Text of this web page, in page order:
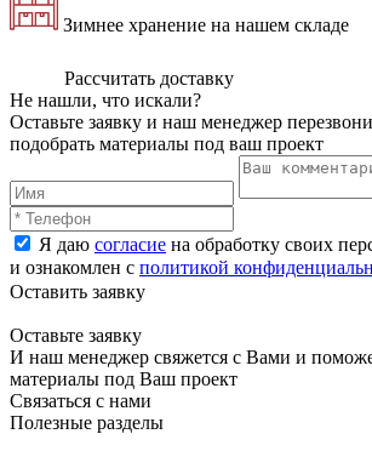
Зимнее хранение на нашем складе
Рассчитать доставку
Не нашли, что искали?
Оставьте заявку и наш менеджер
подобрать материалы под ваш проект
Я даю согласие на обработку своих
и ознакомлен с политикой
Оставить заявку
Оставьте заявку
И наш менеджер свяжется с Вами и
материалы под Ваш проект
Связаться с нами
Полезные разделы